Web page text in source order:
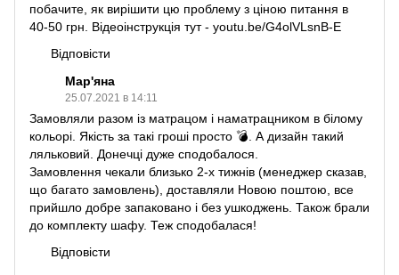
побачите, як вирішити цю проблему з ціною питання в
40-50 грн. Відеоінструкція тут - youtu.be/G4olVLsnB-E
Відповісти
Мар'яна
25.07.2021 в 14:11
Замовляли разом із матрацом і наматрацником в білому
кольорі. Якість за такі гроші просто 💣. А дизайн такий
ляльковий. Донечці дуже сподобалося.
Замовлення чекали близько 2-х тижнів (менеджер сказав,
що багато замовлень), доставляли Новою поштою, все
прийшло добре запаковано і без ушкоджень. Також брали
до комплекту шафу. Теж сподобалася!
Відповісти